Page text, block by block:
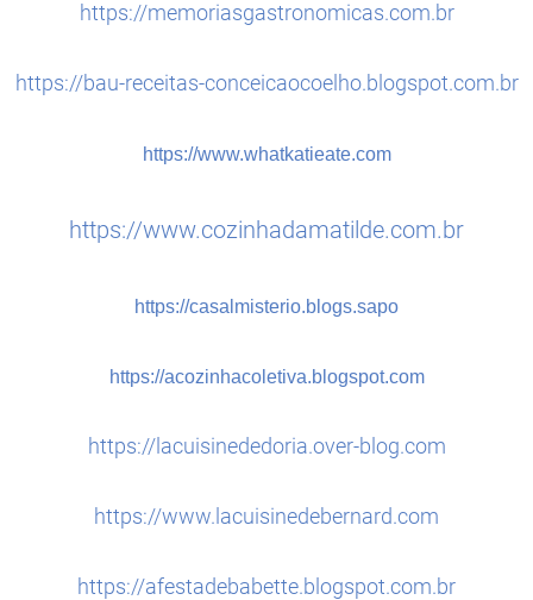
https://memoriasgastronomicas.com.br
https://bau-receitas-conceicaocoelho.blogspot.com.br
https://www.whatkatieate.com
https://www.cozinhadamatilde.com.br
https://casalmisterio.blogs.sapo
https://acozinhacoletiva.blogspot.com
https://lacuisinededoria.over-blog.com
https://www.lacuisinedebernard.com
https://afestadebabette.blogspot.com.br